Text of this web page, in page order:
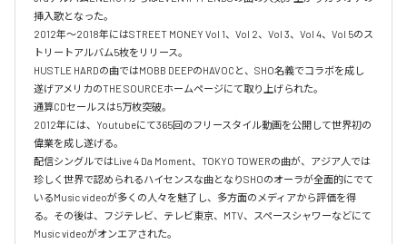
挿入歌となった。
2012年〜2018年にはSTREET MONEY Vol 1、Vol 2、Vol 3、Vol 4、Vol 5のス
トリートアルバム5枚をリリース。
HUSTLE HARDの曲ではMOBB DEEPのHAVOCと、SHO名義でコラボを成し
遂げアメリカのTHE SOURCEホームページにて取り上げられた。
通算CDセールスは5万枚突破。
2012年には、Youtubeにて365回のフリースタイル動画を公開して世界初の
偉業を成し遂げる。
配信シングルではLive 4 Da Moment、TOKYO TOWERの曲が、アジア人では
珍しく世界で認められるハイセンスな曲となりSHOのオーラが全面的にでて
いるMusic videoが多くの人々を魅了し、多方面のメディアから評価を得
る。その後は、フジテレビ、テレビ東京、MTV、スペースシャワーなどにて
Music videoがオンエアされた。